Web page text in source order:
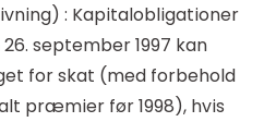
: Kapitalobligationer
september 1997 kan
for skat (med forbehold
præmier før 1998), hvis